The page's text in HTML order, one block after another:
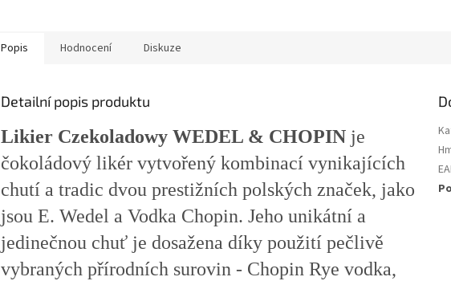
Popis Hodnocení Diskuze
Detailní popis produktu
Likier Czekoladowy WEDEL & CHOPIN je
čokoládový likér vytvořený kombinací vynikajících
chutí a tradic dvou prestižních polských značek, jako
jsou E. Wedel a Vodka Chopin. Jeho unikátní a
jedinečnou chuť je dosažena díky použití pečlivě
vybraných přírodních surovin - Chopin Rye vodka,